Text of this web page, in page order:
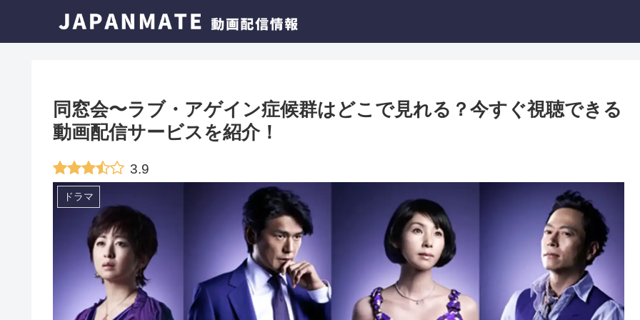
同窓会〜ラブ・アゲイン症候群はどこで見れる？今すぐ視聴できる
動画配信サービスを紹介！
3.9
ドラマ